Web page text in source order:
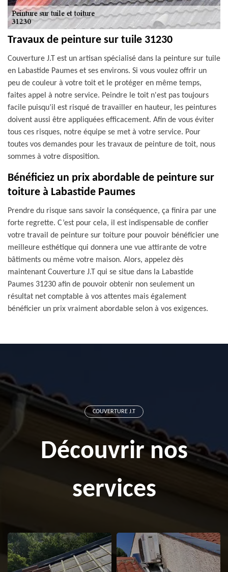
Travaux de peinture sur tuile 31230
Couverture J.T est un artisan spécialisé dans la peinture sur tuile
en Labastide Paumes et ses environs. Si vous voulez offrir un
peu de couleur à votre toit et le protéger en même temps,
faites appel à notre service. Peindre le toit n'est pas toujours
facile puisqu’il est risqué de travailler en hauteur, les peintures
doivent aussi être appliquées efficacement. Afin de vous éviter
tous ces risques, notre équipe se met à votre service. Pour
toutes vos demandes pour les travaux de peinture de toit, nous
sommes à votre disposition.
Bénéficiez un prix abordable de peinture sur
toiture à Labastide Paumes
Prendre du risque sans savoir la conséquence, ça finira par une
forte regrette. C’est pour cela, il est indispensable de confier
votre travail de peinture sur toiture pour pouvoir bénéficier une
meilleure esthétique qui donnera une vue attirante de votre
bâtiments ou même votre maison. Alors, appelez dès
maintenant Couverture J.T qui se situe dans la Labastide
Paumes 31230 afin de pouvoir obtenir non seulement un
résultat net comptable à vos attentes mais également
bénéficier un prix vraiment abordable selon à vos exigences.
COUVERTURE J.T
Découvrir nos
services